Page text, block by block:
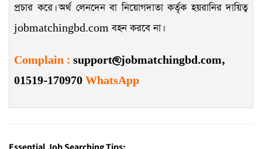
প্রচার করে। অর্থ লেনদেন বা নিয়োগদাতা কর্তৃক হয়রানির দায়িত্ব
jobmatchingbd.com বহন করবে না।
Complain : support@jobmatchingbd.com,
01519-170970 WhatsApp